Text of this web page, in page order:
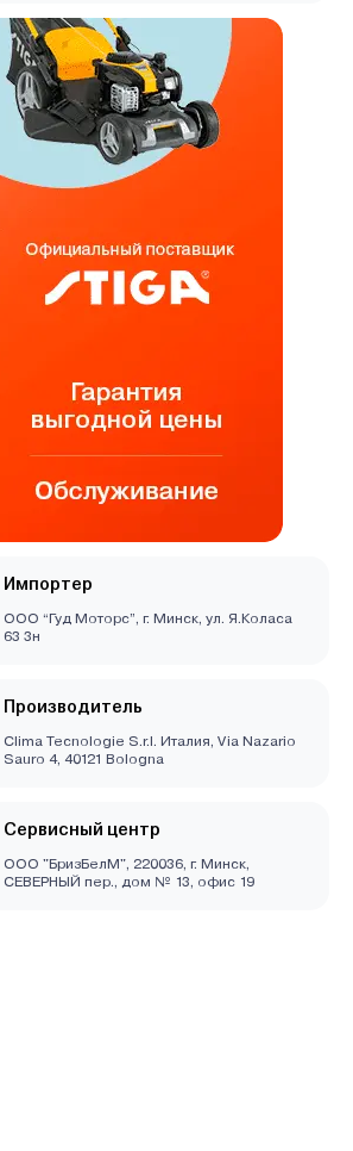
Импортер
ООО “Гуд Моторс”, г. Минск, ул. Я.Коласа
63 3н
Производитель
Clima Tecnologie S.r.l. Италия, Via Nazario
Sauro 4, 40121 Bologna
Сервисный центр
ООО "БризБелМ", 220036, г. Минск,
СЕВЕРНЫЙ пер., дом № 13, офис 19